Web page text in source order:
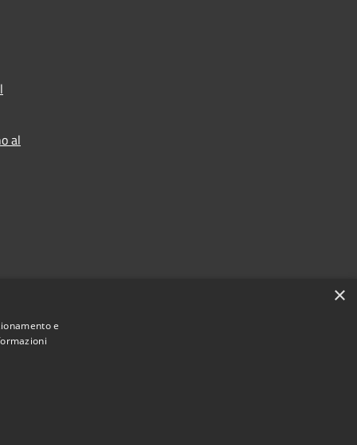
al
×
e